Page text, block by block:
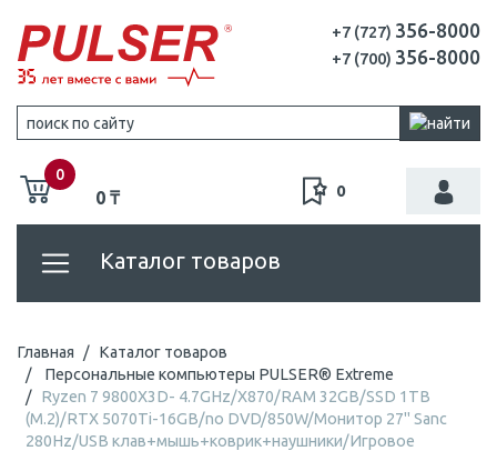
+7 (727) 356-8000
+7 (700) 356-8000
0
0 ₸ 0
Каталог товаров
Главная
Каталог товаров
Персональные компьютеры PULSER® Extreme
Ryzen 7 9800X3D- 4.7GHz/X870/RAM 32GB/SSD 1TB
(M.2)/RTX 5070Ti-16GB/no DVD/850W/Монитор 27" Sanc
280Hz/USB клав+мышь+коврик+наушники/Игровое